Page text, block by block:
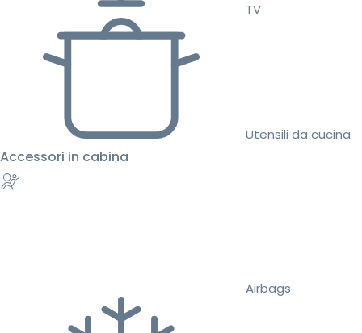
TV
Utensili da cucina
Accessori in cabina
Airbags